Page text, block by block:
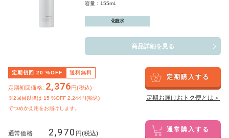
容量：155mL
化粧水
商品詳細を見る
定期初回 20 %OFF 送料無料
定期初回価格: 2,376円(税込)
※2回目以降は 15 %OFF 2,244円(税込)
でつめかえ用をお届けします。
定期購入する
定期お届けおトク便とは＞
通常価格 2,970 円(税込) 通常購入する